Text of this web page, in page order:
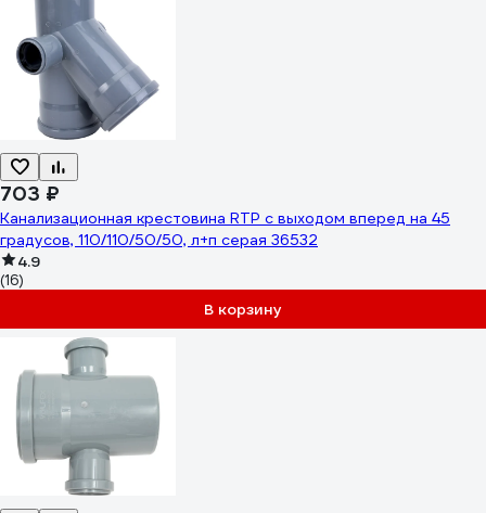
703 ₽
Канализационная крестовина RTP с выходом вперед на 45
градусов, 110/110/50/50, л+п серая 36532
4.9
(16)
В корзину